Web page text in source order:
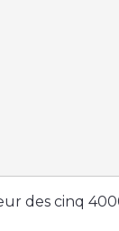
des cinq